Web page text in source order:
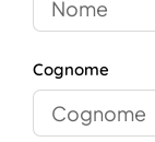
Cognome